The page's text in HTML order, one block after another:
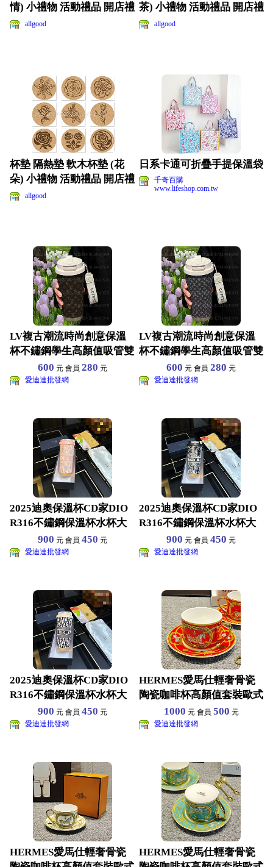
情) 小禮物 活動禮品 開店禮
品 客製化
allgood
茶) 小禮物 活動禮品 開店禮
品 客製化
allgood
杯墊 隔熱墊 軟木杯墊 (花
朵) 小禮物 活動禮品 開店禮
品 客製化
allgood
日系卡通可折疊手提保溫袋
千奇百購
www.lifeshop.com.tw
LV複古潮流時尚創意保溫
杯不鏽鋼學生高顏值吸管雙
飲大容量咖啡水杯520
600 元 會員 280 元
愛迪達批發網
LV複古潮流時尚創意保溫
杯不鏽鋼學生高顏值吸管雙
飲大容量咖啡水杯520
600 元 會員280 元
愛迪達批發網
2025迪奧保溫杯CD家DIO
R316不鏽鋼保溫杯水杯大
容量配手提繩便
900 元 會員 450 元
愛迪達批發網
2025迪奧保溫杯CD家DIO
R316不鏽鋼保溫杯水杯大
容量配手提繩便
900 元 會員450 元
愛迪達批發網
2025迪奧保溫杯CD家DIO
R316不鏽鋼保溫杯水杯大
容量配手提繩便
900 元 會員 450 元
愛迪達批發網
HERMES愛馬仕輕奢骨瓷
陶瓷咖啡杯高顏值套裝歐式
杯子複古家用下午茶具
1000 元 會員 500 元
愛迪達批發網
HERMES愛馬仕輕奢骨瓷
HERMES愛馬仕輕奢骨瓷